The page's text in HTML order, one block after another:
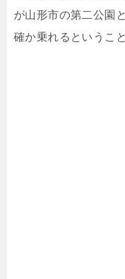
が山形市の第二公園
確か乗れるというこ